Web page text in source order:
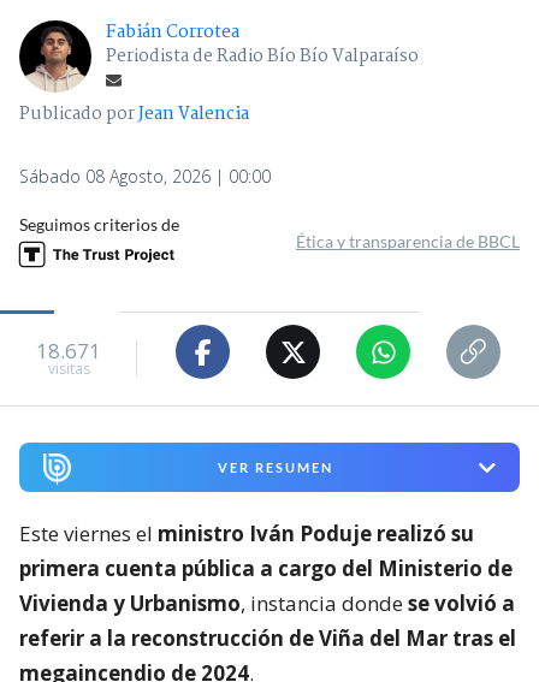
Fabián Corrotea
Periodista de Radio Bío Bío Valparaíso
Publicado porJean Valencia
Sábado 08 Agosto, 2026 | 00:00
Seguimos criterios de
Ética y transparencia de BBCL
18.671
visitas
VER RESUMEN
Este viernes el ministro Iván Poduje realizó su
primera cuenta pública a cargo del Ministerio de
Vivienda y Urbanismo, instancia dondese volvió a
referir a la reconstrucción de Viña del Mar tras el
megaincendio de 2024.